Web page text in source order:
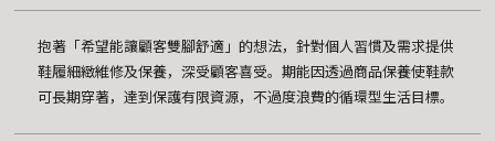
抱著「希望能讓顧客雙腳舒適」的想法，針對個人習慣及需求提供
鞋履細緻維修及保養，深受顧客喜受。期能因透過商品保養使鞋款
可長期穿著，達到保護有限資源，不過度浪費的循環型生活目標。